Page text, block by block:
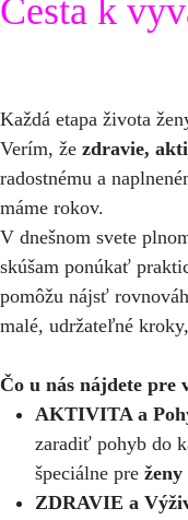
Cesta k
Každá etapa života
Verím, že zdravie,
radostnému a
máme rokov.
V dnešnom svete
skúšam ponúkať
pomôžu nájsť
malé, udržateľné
Čo u nás nájdete pre
AKTIVITA a
zaradiť pohyb do
špeciálne pre ženy
ZDRAVIE a